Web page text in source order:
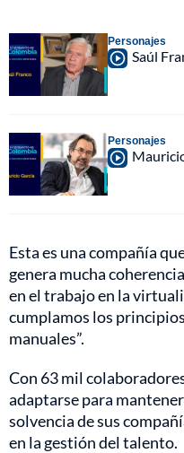
Personajes
Saúl
Personajes
Esta es una compañía
genera mucha
en el trabajo en la
cumplamos los
manuales”.
Con 63 mil
adaptarse para
solvencia de sus
en la gestión del talento.